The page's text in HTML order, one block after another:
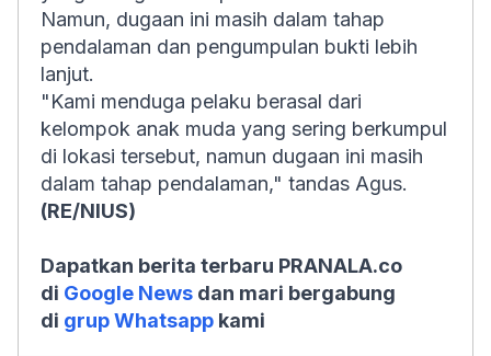
Namun, dugaan ini masih dalam tahap
pendalaman dan pengumpulan bukti lebih
lanjut.
"Kami menduga pelaku berasal dari
kelompok anak muda yang sering berkumpul
di lokasi tersebut, namun dugaan ini masih
dalam tahap pendalaman," tandas Agus.
(RE/NIUS)
Dapatkan berita terbaru PRANALA.co
di Google News dan mari bergabung
di grup Whatsapp kami